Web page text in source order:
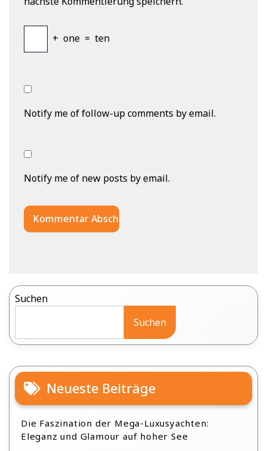
+ one = ten
Notify me of follow-up comments by email.
Notify me of new posts by email.
Suchen
Suchen
Neueste Beiträge
Die Faszination der Mega-Luxusyachten:
Eleganz und Glamour auf hoher See